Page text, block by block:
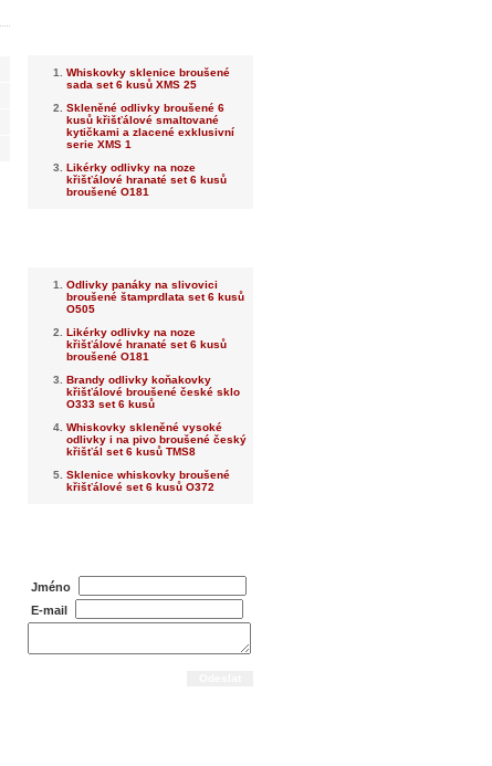
Whiskovky sklenice broušené
sada set 6 kusů XMS 25
Skleněné odlivky broušené 6
kusů křišťálové smaltované
kytičkami a zlacené exklusivní
serie XMS 1
Likérky odlivky na noze
křišťálové hranaté set 6 kusů
broušené O181
Odlivky panáky na slivovici
broušené štamprdlata set 6 kusů
O505
Likérky odlivky na noze
křišťálové hranaté set 6 kusů
broušené O181
Brandy odlivky koňakovky
křišťálové broušené české sklo
O333 set 6 kusů
Whiskovky skleněné vysoké
odlivky i na pivo broušené český
křišťál set 6 kusů TMS8
Sklenice whiskovky broušené
křišťálové set 6 kusů O372
Jméno
E-mail